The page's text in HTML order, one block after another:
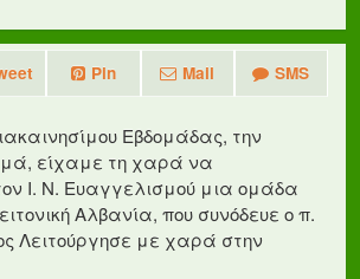
Pin Mail SMS
Εβδομάδας, την
είχαμε τη χαρά να
Ι. Ν. Ευαγγελισμού μια ομάδα
Αλβανία, που συνόδευε ο π.
Λειτούργησε με χαρά στην